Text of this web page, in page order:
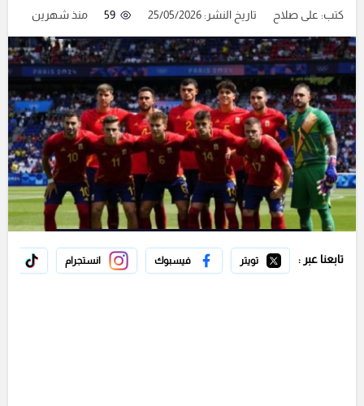
كتب: على صلاح تاريخ النشر: 25/05/2026 59 منذ شهرين
تابعنا عبر : تويتر فيسبوك انستجرام